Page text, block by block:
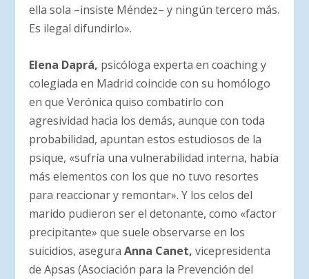
ella sola –insiste Méndez– y ningún tercero más.
Es ilegal difundirlo».
Elena Daprá, psicóloga experta en coaching y
colegiada en Madrid coincide con su homólogo
en que Verónica quiso combatirlo con
agresividad hacia los demás, aunque con toda
probabilidad, apuntan estos estudiosos de la
psique, «sufría una vulnerabilidad interna, había
más elementos con los que no tuvo resortes
para reaccionar y remontar». Y los celos del
marido pudieron ser el detonante, como «factor
precipitante» que suele observarse en los
suicidios, aseguraAnna Canet,vicepresidenta
de Apsas (Asociación para la Prevención del